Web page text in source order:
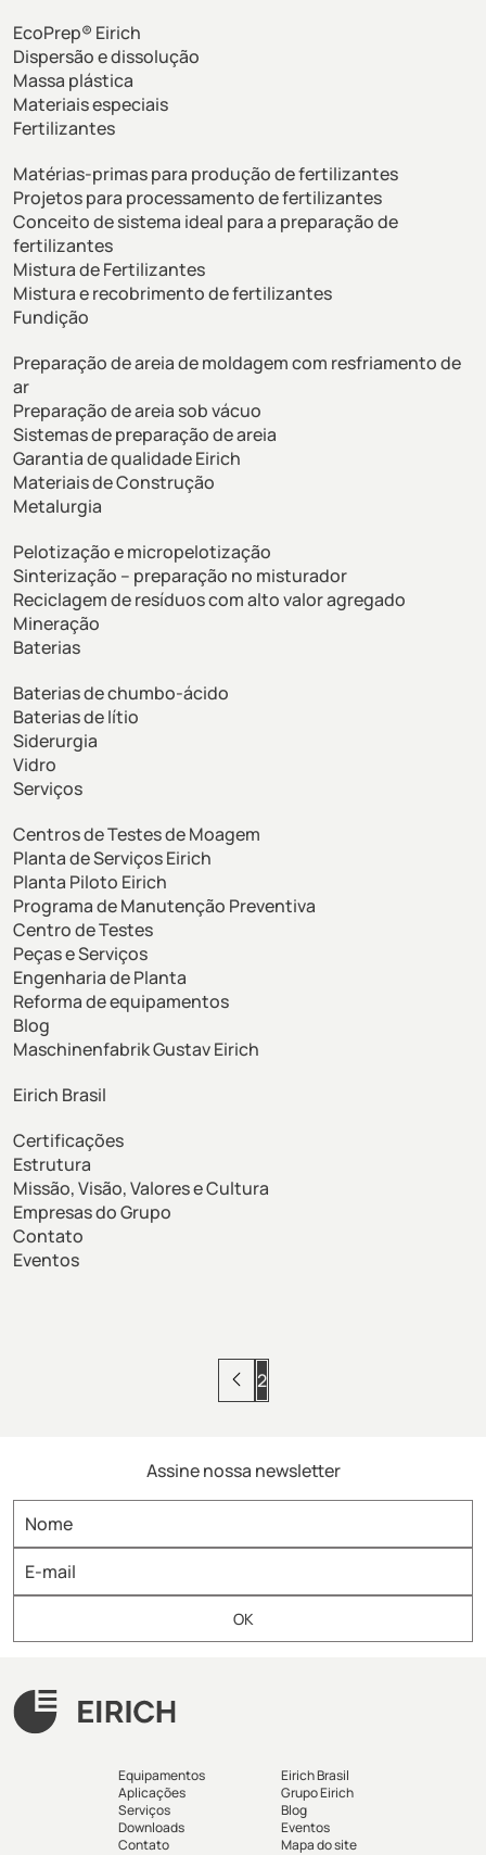
EcoPrep® Eirich
Dispersão e dissolução
Massa plástica
Materiais especiais
Fertilizantes
Matérias-primas para produção de fertilizantes
Projetos para processamento de fertilizantes
Conceito de sistema ideal para a preparação de
fertilizantes
Mistura de Fertilizantes
Mistura e recobrimento de fertilizantes
Fundição
Preparação de areia de moldagem com resfriamento de
ar
Preparação de areia sob vácuo
Sistemas de preparação de areia
Garantia de qualidade Eirich
Materiais de Construção
Metalurgia
Pelotização e micropelotização
Sinterização – preparação no misturador
Reciclagem de resíduos com alto valor agregado
Mineração
Baterias
Baterias de chumbo-ácido
Baterias de lítio
Siderurgia
Vidro
Serviços
Centros de Testes de Moagem
Planta de Serviços Eirich
Planta Piloto Eirich
Programa de Manutenção Preventiva
Centro de Testes
Peças e Serviços
Engenharia de Planta
Reforma de equipamentos
Blog
Maschinenfabrik Gustav Eirich
Eirich Brasil
Certificações
Estrutura
Missão, Visão, Valores e Cultura
Empresas do Grupo
Contato
Eventos
2
Assine nossa newsletter
Equipamentos
Aplicações
Serviços
Downloads
Contato
Eirich Brasil
Grupo Eirich
Blog
Eventos
Mapa do site